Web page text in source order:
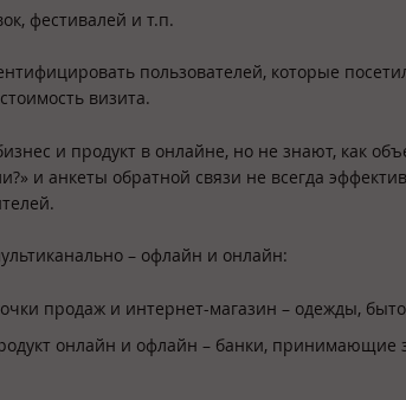
фестивалей и т.п.
пользователей, которые
визита.
и продукт в онлайне, но не знают, как
и анкеты обратной связи не всегда
– офлайн и онлайн:
продаж и интернет-магазин – одежды,
онлайн и офлайн – банки, принимающие